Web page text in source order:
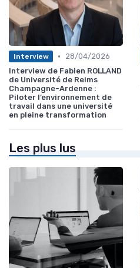
Interview •
28/04/2026
Interview de Fabien ROLLAND
de Université de Reims
Champagne-Ardenne :
Piloter l’environnement de
travail dans une université
en pleine transformation
Les plus lus